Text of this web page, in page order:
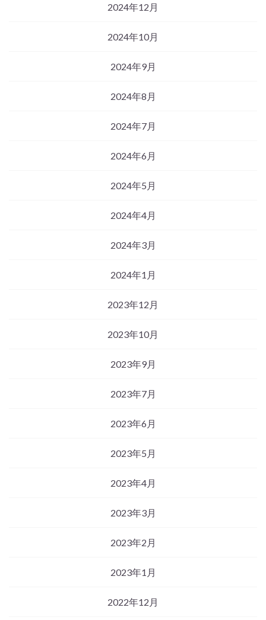
2024年12月
2024年10月
2024年9月
2024年8月
2024年7月
2024年6月
2024年5月
2024年4月
2024年3月
2024年1月
2023年12月
2023年10月
2023年9月
2023年7月
2023年6月
2023年5月
2023年4月
2023年3月
2023年2月
2023年1月
2022年12月